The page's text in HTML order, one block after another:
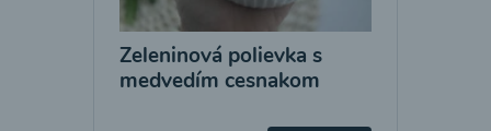
Zeleninová polievka s
medvedím cesnakom